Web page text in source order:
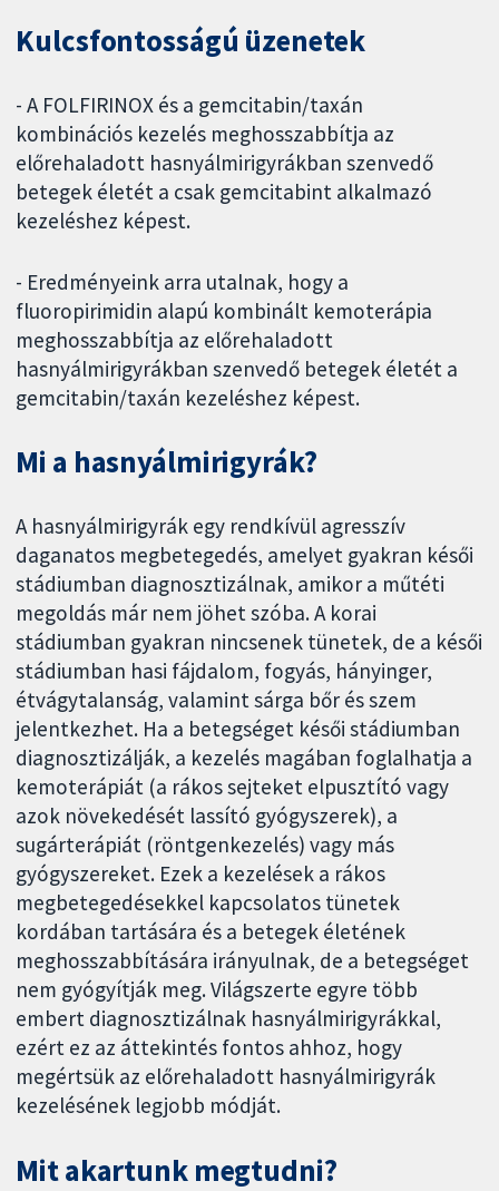
Kulcsfontosságú üzenetek
- A FOLFIRINOX és a gemcitabin/taxán
kombinációs kezelés meghosszabbítja az
előrehaladott hasnyálmirigyrákban szenvedő
betegek életét a csak gemcitabint alkalmazó
kezeléshez képest.
- Eredményeink arra utalnak, hogy a
fluoropirimidin alapú kombinált kemoterápia
meghosszabbítja az előrehaladott
hasnyálmirigyrákban szenvedő betegek életét a
gemcitabin/taxán kezeléshez képest.
Mi a hasnyálmirigyrák?
A hasnyálmirigyrák egy rendkívül agresszív
daganatos megbetegedés, amelyet gyakran késői
stádiumban diagnosztizálnak, amikor a műtéti
megoldás már nem jöhet szóba. A korai
stádiumban gyakran nincsenek tünetek, de a késői
stádiumban hasi fájdalom, fogyás, hányinger,
étvágytalanság, valamint sárga bőr és szem
jelentkezhet. Ha a betegséget késői stádiumban
diagnosztizálják, a kezelés magában foglalhatja a
kemoterápiát (a rákos sejteket elpusztító vagy
azok növekedését lassító gyógyszerek), a
sugárterápiát (röntgenkezelés) vagy más
gyógyszereket. Ezek a kezelések a rákos
megbetegedésekkel kapcsolatos tünetek
kordában tartására és a betegek életének
meghosszabbítására irányulnak, de a betegséget
nem gyógyítják meg. Világszerte egyre több
embert diagnosztizálnak hasnyálmirigyrákkal,
ezért ez az áttekintés fontos ahhoz, hogy
megértsük az előrehaladott hasnyálmirigyrák
kezelésének legjobb módját.
Mit akartunk megtudni?